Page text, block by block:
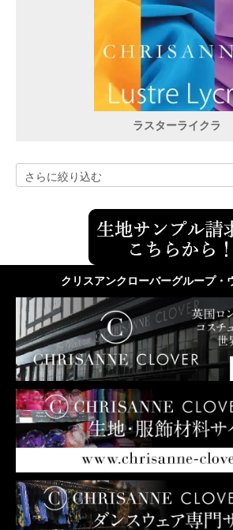
ラスターライクラ
クリスアンクローバーグループ・